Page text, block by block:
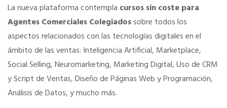
Título Oficial
Tu Carnet Profesional, ahora Digital
Ahorra en carburantes
La nueva plataforma contempla cursos sin coste para
Agentes Comerciales Colegiadossobre todos los
aspectos relacionados con las tecnologías digitales en el
ámbito de las ventas: Inteligencia Artificial, Marketplace,
Social Selling, Neuromarketing, Marketing Digital, Uso de CRM
y Script de Ventas, Diseño de Páginas Web y Programación,
Análisis de Datos, y mucho más.